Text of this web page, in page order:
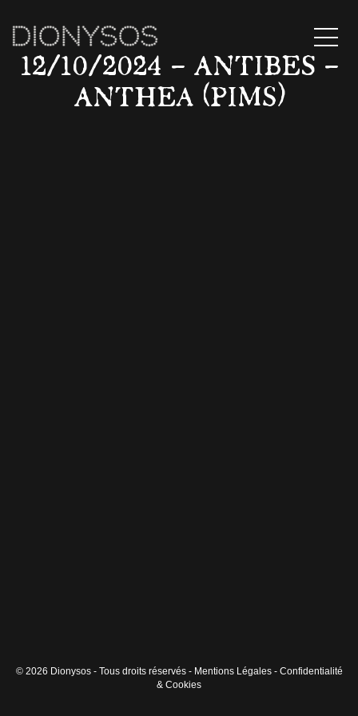
MENU
12/10/2024 – ANTIBES –
ANTHEA (PIMS)
© 2026 Dionysos - Tous droits réservés - Mentions Légales- Confidentialité
& Cookies